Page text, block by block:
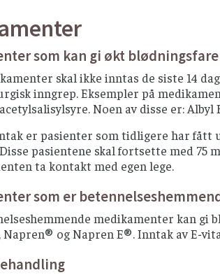
som kan gi økt blødningsfare
skal ikke inntas de siste 14
inngrep. Eksempler på
Noen av disse er:
er pasienter som tidligere har fått
pasientene skal fortsette med 75
ta kontakt med egen lege.
som er
medikamenter kan
og Napren E®. Inntak av E-